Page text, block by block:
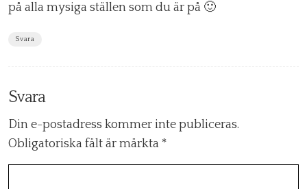
på alla mysiga ställen som du är på 🙂
Svara
Svara
Din e-postadress kommer inte publiceras.
Obligatoriska fält är märkta *